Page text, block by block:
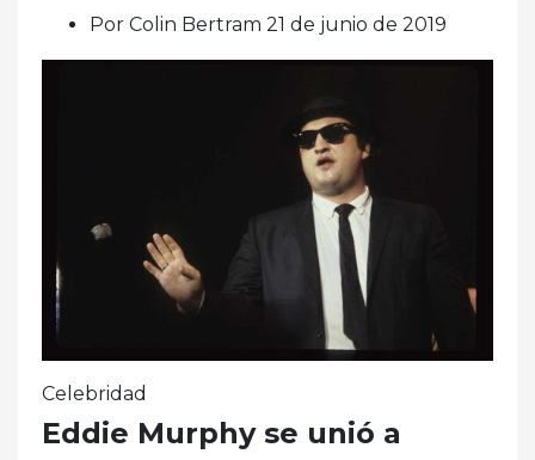
Por Colin Bertram 21 de junio de 2019
Celebridad
Eddie Murphy se unió a